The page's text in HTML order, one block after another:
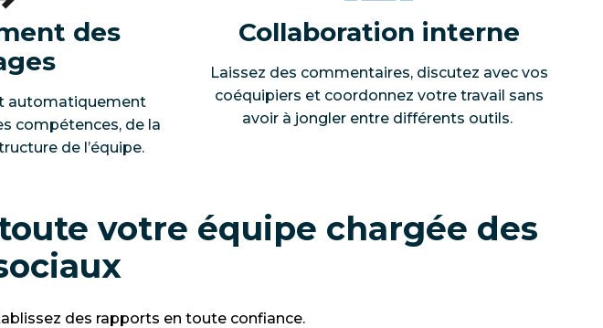
des
automatiquement
compétences, de la
de l’équipe.
Collaboration interne
Laissez des commentaires, discutez avec vos
coéquipiers et coordonnez votre travail sans
avoir à jongler entre différents outils.
votre équipe chargée des
des rapports en toute confiance.